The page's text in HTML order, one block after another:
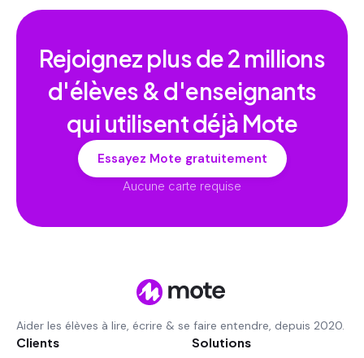
Rejoignez plus de2 millions
d'élèves & d'enseignants
qui utilisent déjà Mote
Essayez Mote gratuitement
Aucune carte requise
Aider les élèves à lire, écrire & se faire entendre, depuis 2020.
Clients Solutions